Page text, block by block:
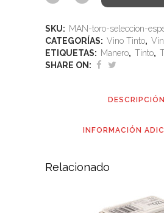
SKU: MAN-toro-seleccion-
CATEGORÍAS: Vino Tinto,
ETIQUETAS: Manero, Tinto,
SHARE ON:
DESCRIPCIÓN
INFORMACIÓN
Relacionado